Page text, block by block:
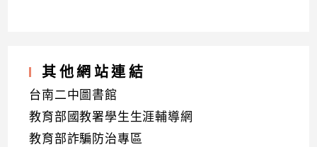
其他網站連結
台南二中圖書館
教育部國教署學生生涯輔導網
教育部詐騙防治專區